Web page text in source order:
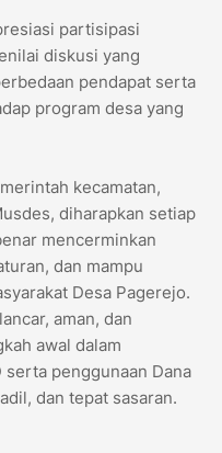
partisipasi
diskusi yang
pendapat serta
program desa yang
kecamatan,
diharapkan setiap
mencerminkan
dan mampu
Desa Pagerejo.
aman, dan
awal dalam
serta penggunaan Dana
dan tepat sasaran.